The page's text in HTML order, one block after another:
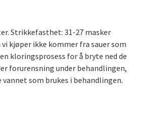
Strikkefasthet: 31-27 masker
kjøper ikke kommer fra sauer som
kloringsprosess for å bryte ned de
forurensning under behandlingen,
som brukes i behandlingen.